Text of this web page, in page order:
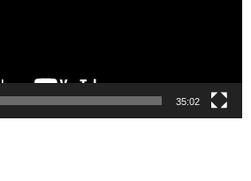
35:02